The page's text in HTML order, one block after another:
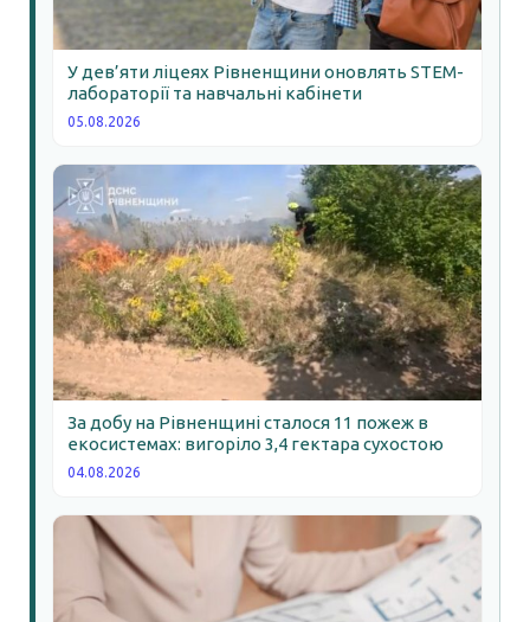
У дев’яти ліцеях Рівненщини оновлять STEM-
лабораторії та навчальні кабінети
05.08.2026
За добу на Рівненщині сталося 11 пожеж в
екосистемах: вигоріло 3,4 гектара сухостою
04.08.2026